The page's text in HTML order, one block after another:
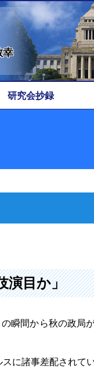
研究会抄録
演目か」
瞬間から秋の政局
に諸事差配されて